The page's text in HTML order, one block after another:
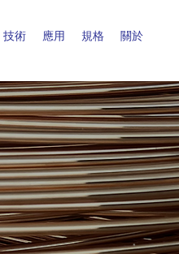
技術 應用 規格 關於